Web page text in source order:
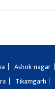
Ashok-nagar
Tikamgarh